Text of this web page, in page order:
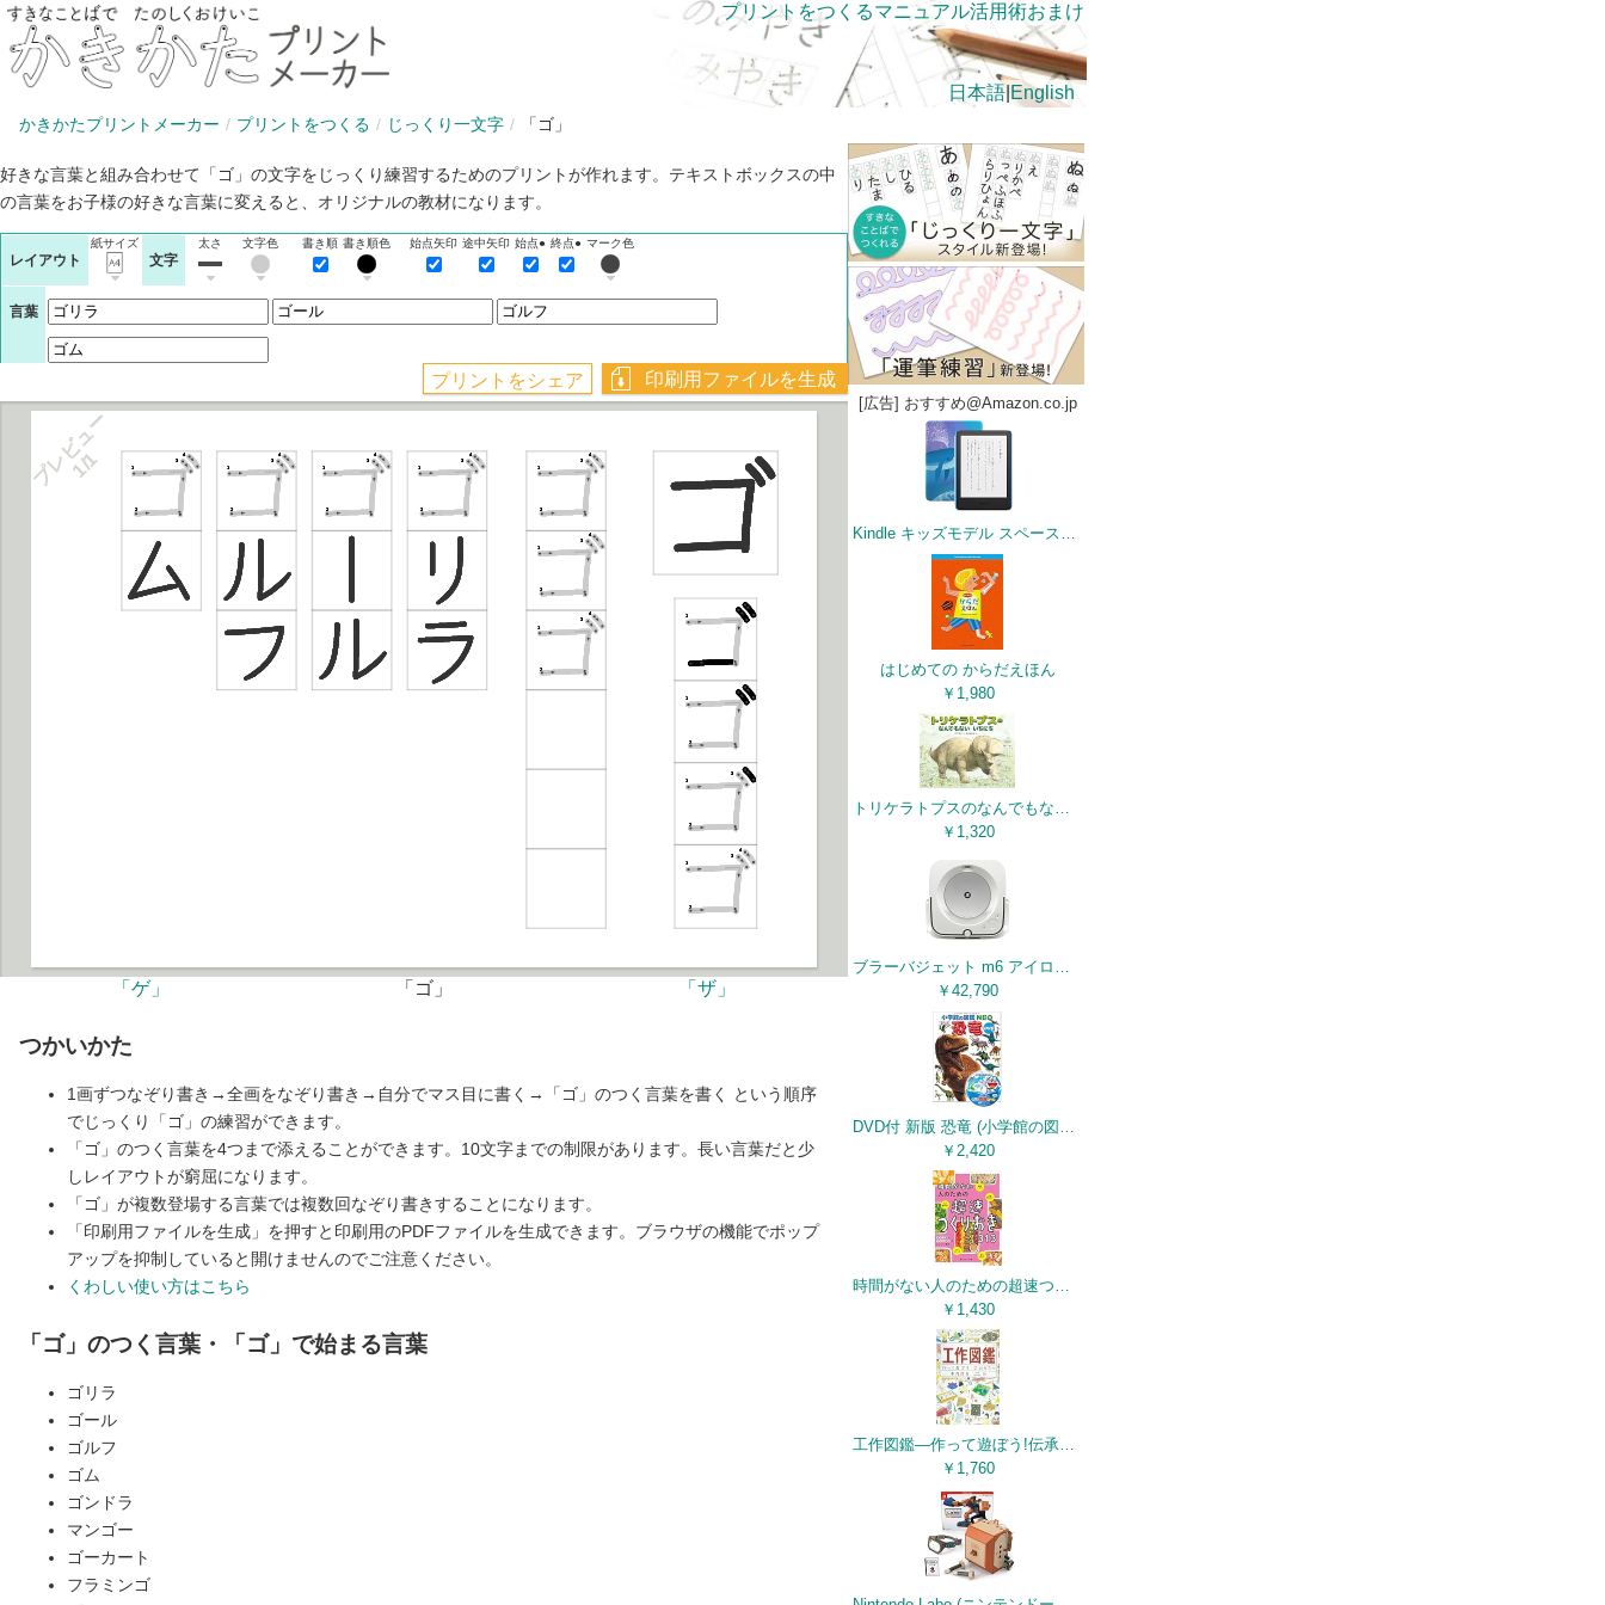
プリントをつくるマニュアル活用術おまけ
日本語 English
かきかたプリントメーカー プリントをつくる じっくり一文字 「ゴ」
好きな言葉と組み合わせて「ゴ」の文字をじっくり練習するためのプリントが作れます。テキストボックスの中
の言葉をお子様の好きな言葉に変えると、オリジナルの教材になります。
レイアウト
紙サイズ
文字
太さ 文字色 書き順 書き順色 始点矢印 途中矢印 始点● 終点● マーク色
言葉
プレビュー
1/1
「ゲ」 「ゴ」 「ザ」
つかいかた
1画ずつなぞり書き→全画をなぞり書き→自分でマス目に書く→「ゴ」のつく言葉を書く という順序
でじっくり「ゴ」の練習ができます。
「ゴ」のつく言葉を4つまで添えることができます。10文字までの制限があります。長い言葉だと少
しレイアウトが窮屈になります。
「ゴ」が複数登場する言葉では複数回なぞり書きすることになります。
「印刷用ファイルを生成」を押すと印刷用のPDFファイルを生成できます。ブラウザの機能でポップ
アップを抑制していると開けませんのでご注意ください。
くわしい使い方はこちら
「ゴ」のつく言葉・「ゴ」で始まる言葉
ゴリラ
ゴール
ゴルフ
ゴム
ゴンドラ
マンゴー
ゴーカート
フラミンゴ
[広告] おすすめ@Amazon.co.jp
Kindle キッズモデル スペースホエールカバー
はじめての からだえほん
￥1,980
￥1,320
ブラーバジェット m6 アイロボット 床拭きロボット 水拭き ロボット掃除機 マッピング Wi-Fi対応 遠隔操作 静音 複数の部屋の清掃可能 m613860 ホワイト Alexa対応 スマホ対応 カーペット対応
￥42,790
￥2,420
時間がない人のための超速つくりおき313
￥1,430
工作図鑑―作って遊ぼう!伝承創作おもちゃ (Do!図鑑シリーズ)
￥1,760